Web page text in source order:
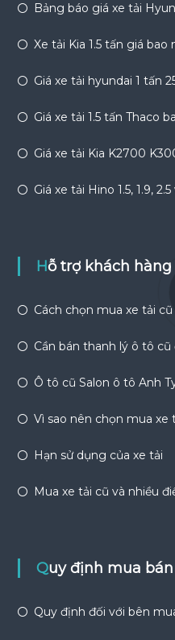
Bảng báo giá xe tải
Xe tải Kia 1.5 tấn giá bao
Giá xe tải hyundai 1 tấn
Giá xe tải 1.5 tấn Thaco
Giá xe tải Kia K2700
Giá xe tải Hino 1.5, 1.9,
Hỗ trợ khách hàng
Cách chọn mua xe tải cũ
Cần bán thanh lý ô tô cũ
Ô tô cũ Salon ô tô Anh
Vì sao nên chọn mua xe
Hạn sử dụng của xe tải
Mua xe tải cũ và nhiều
Quy định mua bán
Quy định đối với bên